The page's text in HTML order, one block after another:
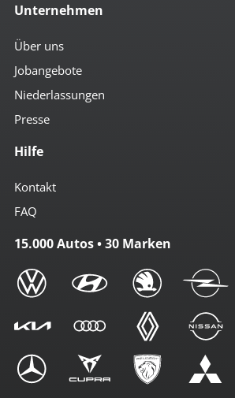
Unternehmen
Über uns
Jobangebote
Niederlassungen
Presse
Hilfe
Kontakt
FAQ
15.000 Autos • 30 Marken